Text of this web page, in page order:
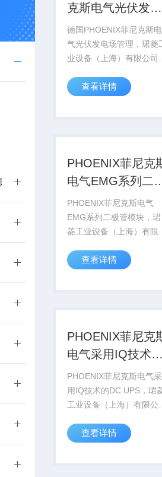
克斯电气光伏发电
场管理
德国PHOENIX菲尼克斯电
气光伏发电场管理，珺菱
业设备（上海）有限公司销
CONTACT菲尼克斯电气全
号库存现货，价格好，
查看详情
PHOENIX菲尼克
电气EMG系列二
管模块
PHOENIX菲尼克斯电气
EMG系列二极管模块，珺
菱工业设备（上海）有限公
CONTACT菲尼克斯电气全
号库存现货，价格好，
查看详情
PHOENIX菲尼克
电气采用IQ技术的
DC UPS
PHOENIX菲尼克斯电气采
用IQ技术的DC UPS，珺
工业设备（上海）有限公司
CONTACT菲尼克斯电气全
号库存现货，价格好，
查看详情